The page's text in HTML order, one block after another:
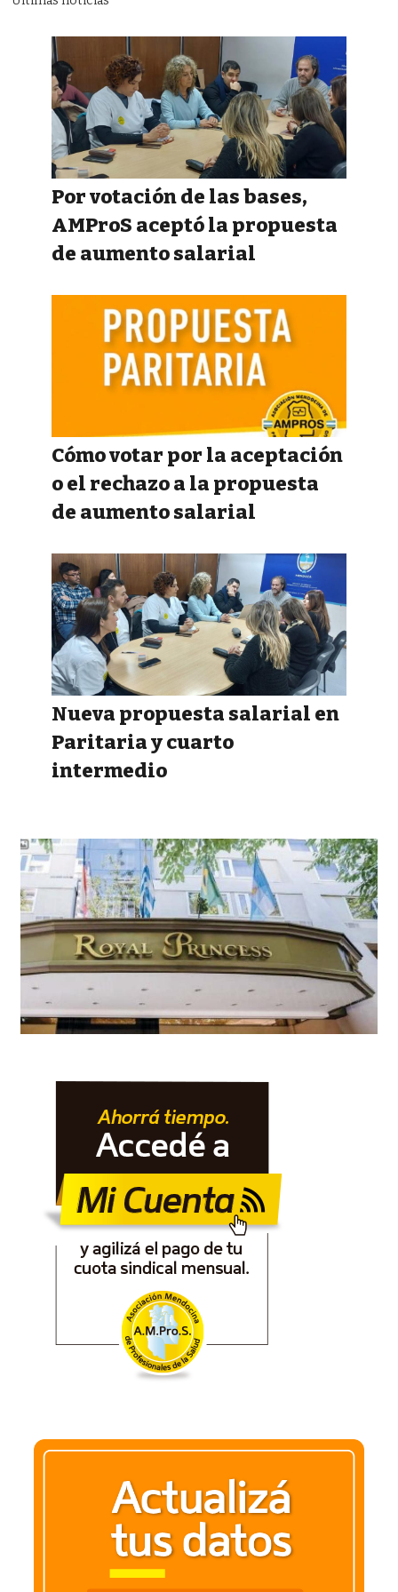
Por votación de las bases,
AMProS aceptó la propuesta
de aumento salarial
Cómo votar por la aceptación
o el rechazo a la propuesta
de aumento salarial
Nueva propuesta salarial en
Paritaria y cuarto
intermedio